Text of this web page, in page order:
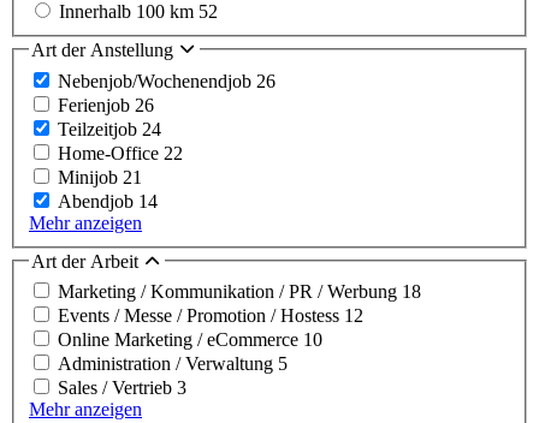
Innerhalb 100 km 52
Art der Anstellung
Nebenjob/Wochenendjob 26
Ferienjob 26
Teilzeitjob 24
Home-Office 22
Minijob 21
Abendjob 14
Mehr anzeigen
Art der Arbeit
Marketing / Kommunikation / PR / Werbung 18
Events / Messe / Promotion / Hostess 12
Online Marketing / eCommerce 10
Administration / Verwaltung 5
Sales / Vertrieb 3
Mehr anzeigen